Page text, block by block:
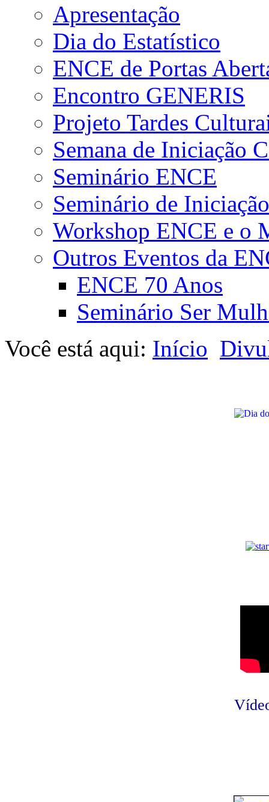
Apresentação
Dia do Estatístico
ENCE de Portas
Encontro GENERIS
Projeto Tardes
Semana de Iniciação
Seminário ENCE
Seminário de
Workshop ENCE e o
Outros Eventos da
ENCE 70 Anos
Seminário Ser
Você está aqui: Início